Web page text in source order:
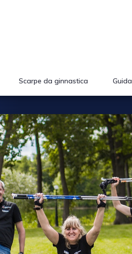
Scarpe da ginnastica Guida